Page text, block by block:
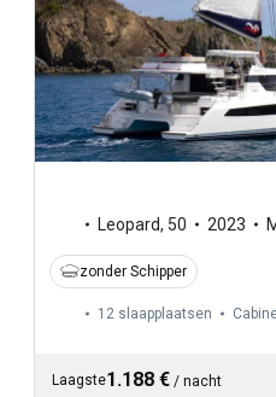
Leopard, 50 2023
zonder Schipper
12 slaapplaatsen
Laagste1.188 € / nacht